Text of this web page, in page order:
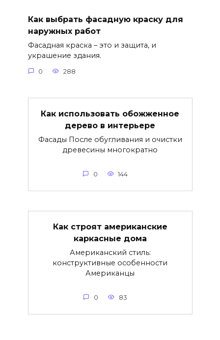
Как выбрать фасадную краску для
наружных работ
Фасадная краска – это и защита, и
украшение здания.
0 288
Как использовать обожженное
дерево в интерьере
Фасады После обугливания и очистки
древесины многократно
0 144
Как строят американские
каркасные дома
Американский стиль:
конструктивные особенности
Американцы
0 83